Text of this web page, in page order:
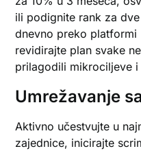
ili podignite rank za
dnevno preko platformi
revidirajte plan svake
prilagodili mikrociljeve
Umrežavanje
Aktivno učestvujte u
zajednice, inicirajte